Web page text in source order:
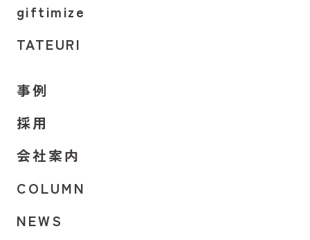
giftimize
TATEURI
事例
採用
会社案内
COLUMN
NEWS